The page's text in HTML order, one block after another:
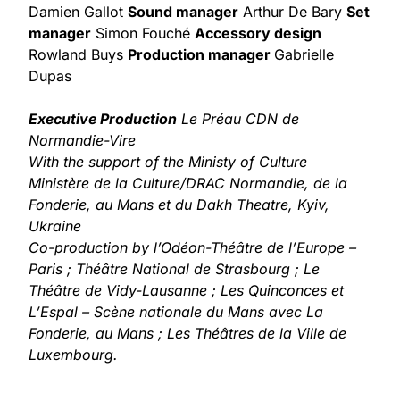
Damien Gallot Sound manager Arthur De Bary Set
manager Simon Fouché Accessory design
Rowland Buys Production manager Gabrielle
Dupas
Executive Production Le Préau CDN de
Normandie-Vire
With the support of the Ministy of Culture
Ministère de la Culture/DRAC Normandie, de la
Fonderie, au Mans et du Dakh Theatre, Kyiv,
Ukraine
Co-production by l’Odéon-Théâtre de l’Europe –
Paris ; Théâtre National de Strasbourg ; Le
Théâtre de Vidy-Lausanne ; Les Quinconces et
L’Espal – Scène nationale du Mans avec La
Fonderie, au Mans ; Les Théâtres de la Ville de
Luxembourg.